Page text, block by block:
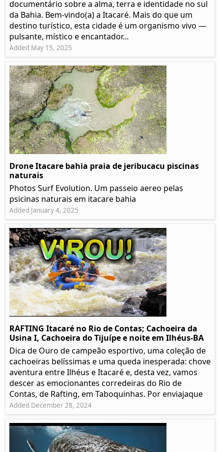
documentário sobre a alma, terra e identidade no sul
da Bahia. Bem-vindo(a) a Itacaré. Mais do que um
destino turístico, esta cidade é um organismo vivo —
pulsante, místico e encantador...
Added May 15, 2025
Drone Itacare bahia praia de jeribucacu piscinas
naturais
Photos Surf Evolution. Um passeio aereo pelas
psicinas naturais em itacare bahia
Added January 4, 2025
RAFTING Itacaré no Rio de Contas; Cachoeira da
Usina I, Cachoeira do Tijuípe e noite em Ilhéus-BA
Dica de Ouro de campeão esportivo, uma coleção de
cachoeiras belíssimas e uma queda inesperada: chove
aventura entre Ilhéus e Itacaré e, desta vez, vamos
descer as emocionantes corredeiras do Rio de
Contas, de Rafting, em Taboquinhas. Por enviajaque
Added December 28, 2024